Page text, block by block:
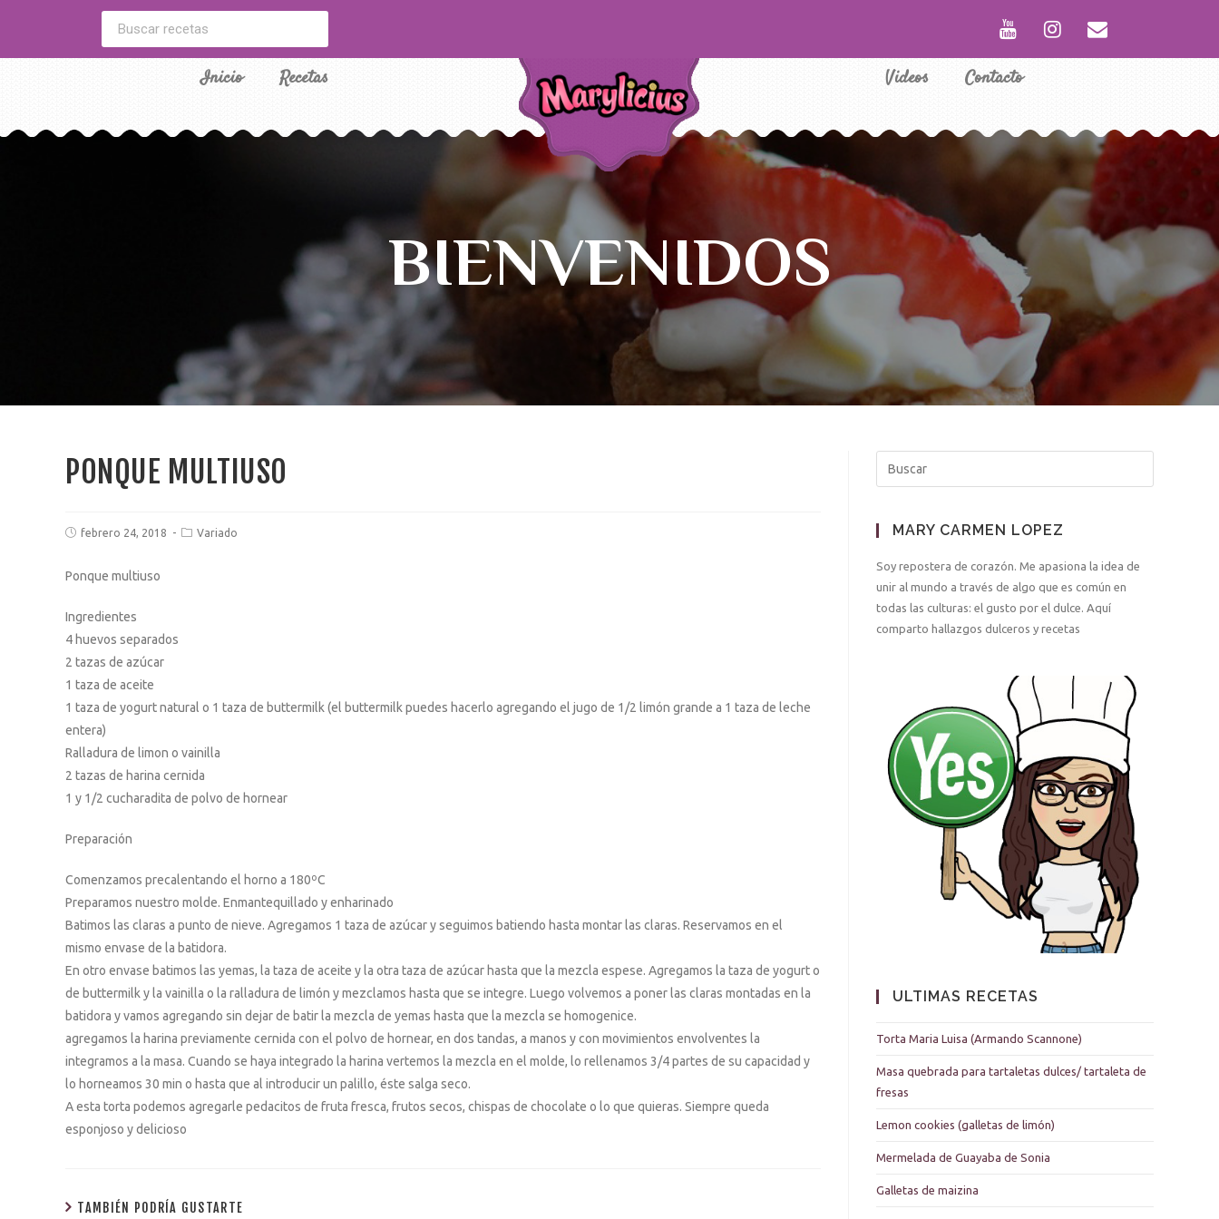
Inicio Recetas Videos Contacto
BIENVENIDOS
PONQUE MULTIUSO
febrero 24, 2018 Variado
Ponque multiuso
Ingredientes
4 huevos separados
2 tazas de azúcar
1 taza de aceite
1 taza de yogurt natural o 1 taza de buttermilk (el buttermilk puedes hacerlo agregando el jugo de 1/2 limón grande a 1 taza de leche
entera)
Ralladura de limon o vainilla
2 tazas de harina cernida
1 y 1/2 cucharadita de polvo de hornear
Preparación
Comenzamos precalentando el horno a 180ºC
Preparamos nuestro molde. Enmantequillado y enharinado
Batimos las claras a punto de nieve. Agregamos 1 taza de azúcar y seguimos batiendo hasta montar las claras. Reservamos en el
mismo envase de la batidora.
En otro envase batimos las yemas, la taza de aceite y la otra taza de azúcar hasta que la mezcla espese. Agregamos la taza de yogurt o
de buttermilk y la vainilla o la ralladura de limón y mezclamos hasta que se integre. Luego volvemos a poner las claras montadas en la
batidora y vamos agregando sin dejar de batir la mezcla de yemas hasta que la mezcla se homogenice.
agregamos la harina previamente cernida con el polvo de hornear, en dos tandas, a manos y con movimientos envolventes la
integramos a la masa. Cuando se haya integrado la harina vertemos la mezcla en el molde, lo rellenamos 3/4 partes de su capacidad y
lo horneamos 30 min o hasta que al introducir un palillo, éste salga seco.
A esta torta podemos agregarle pedacitos de fruta fresca, frutos secos, chispas de chocolate o lo que quieras. Siempre queda
esponjoso y delicioso
TAMBIÉN PODRÍA GUSTARTE
MARY CARMEN LOPEZ
Soy repostera de corazón. Me apasiona la idea de
unir al mundo a través de algo que es común en
todas las culturas: el gusto por el dulce. Aquí
comparto hallazgos dulceros y recetas
ULTIMAS RECETAS
Torta Maria Luisa (Armando Scannone)
Masa quebrada para tartaletas dulces/ tartaleta de
fresas
Lemon cookies (galletas de limón)
Mermelada de Guayaba de Sonia
Galletas de maizina